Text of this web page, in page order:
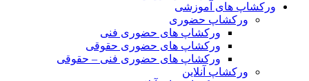
ورکشاپ های آموزشی
ورکشاپ حضوری
ورکشاپ های حضوری فنی
ورکشاپ های حضوری حقوقی
ورکشاپ های حضوری فنی – حقوقی
ورکشاپ آنلاین